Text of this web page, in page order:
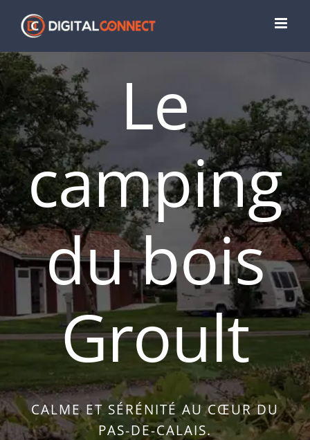
contenu
Le
camping
du bois
Groult
CALME ET SÉRÉNITÉ AU CŒUR DU
PAS-DE-CALAIS.